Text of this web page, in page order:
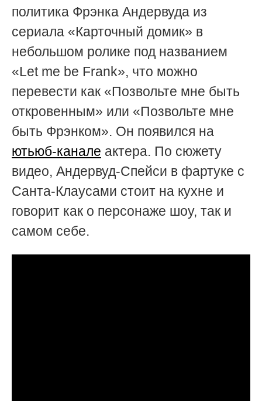
политика Фрэнка Андервуда из
сериала «Карточный домик» в
небольшом ролике под названием
«Let me be Frank», что можно
перевести как «Позвольте мне быть
откровенным» или «Позвольте мне
быть Фрэнком». Он появился на
ютьюб-канале актера. По сюжету
видео, Андервуд-Спейси в фартуке с
Санта-Клаусами стоит на кухне и
говорит как о персонаже шоу, так и
самом себе.